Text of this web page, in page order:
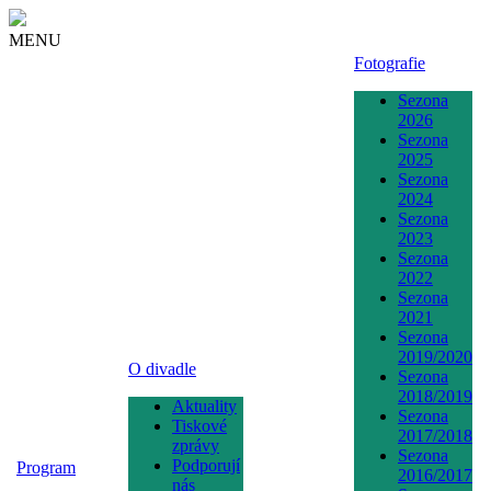
MENU
Program
O divadle
Aktuality
Tiskové
zprávy
Podporují
nás
Fotografie
Sezona
2026
Sezona
2025
Sezona
2024
Sezona
2023
Sezona
2022
Sezona
2021
Sezona
2019/2020
Sezona
2018/2019
Sezona
2017/2018
Sezona
2016/2017